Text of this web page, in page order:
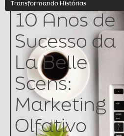
Transformando Histórias
10 Anos de
Sucesso da
La Belle
Scens:
Marketing
Olfativo